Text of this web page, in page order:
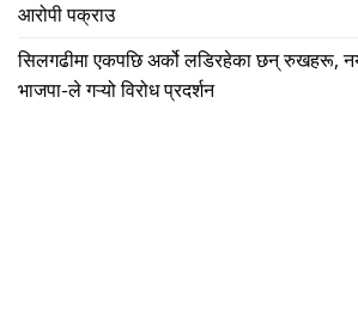
आरोपी पक्राउ
सिलगढीमा एकपछि अर्को लडिरहेका छन् रुखहरू,
भाजपा-ले गऱ्यो विरोध प्रदर्शन